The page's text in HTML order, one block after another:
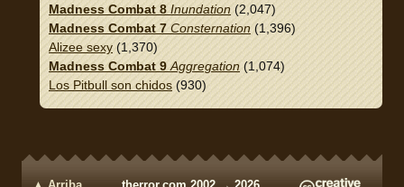
Madness Combat 8 Inundation (2,047)
Madness Combat 7 Consternation (1,396)
Alizee sexy (1,370)
Madness Combat 9 Aggregation (1,074)
Los Pitbull son chidos (930)